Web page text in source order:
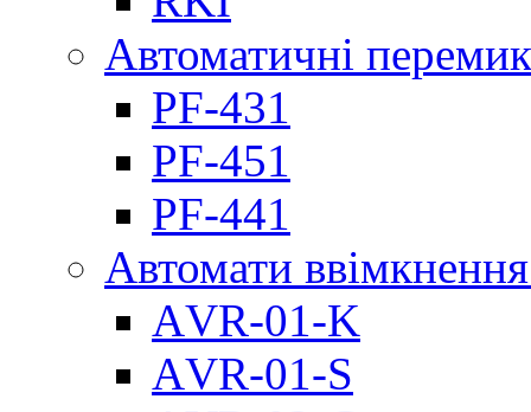
Автоматичні
PF-431
PF-451
PF-441
Автомати
АVR-01-K
АVR-01-S